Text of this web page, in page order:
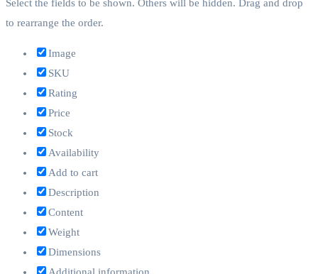
Select the fields to be shown. Others will be hidden. Drag and drop
to rearrange the order.
Image
SKU
Rating
Price
Stock
Availability
Add to cart
Description
Content
Weight
Dimensions